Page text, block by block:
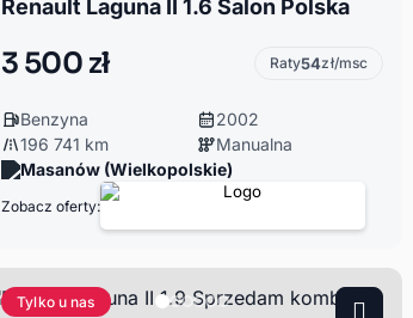
Renault Laguna II 1.6 Salon Polska
3 500 zł Raty54zł/msc
Benzyna
2002
196 741 km
Manualna
Masanów (Wielkopolskie)
Zobacz oferty:
Tylko u nas